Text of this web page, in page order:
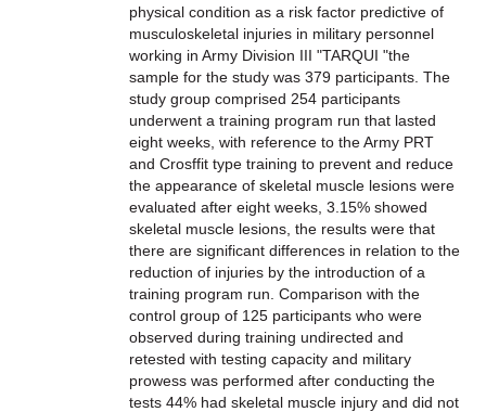
physical condition as a risk factor predictive of
musculoskeletal injuries in military personnel
working in Army Division III "TARQUI "the
sample for the study was 379 participants. The
study group comprised 254 participants
underwent a training program run that lasted
eight weeks, with reference to the Army PRT
and Crosffit type training to prevent and reduce
the appearance of skeletal muscle lesions were
evaluated after eight weeks, 3.15% showed
skeletal muscle lesions, the results were that
there are significant differences in relation to the
reduction of injuries by the introduction of a
training program run. Comparison with the
control group of 125 participants who were
observed during training undirected and
retested with testing capacity and military
prowess was performed after conducting the
tests 44% had skeletal muscle injury and did not